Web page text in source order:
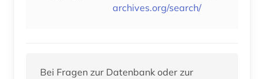
archives.org/search/
Bei Fragen zur Datenbank oder zur